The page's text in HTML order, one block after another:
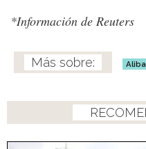
*Información de Reuters